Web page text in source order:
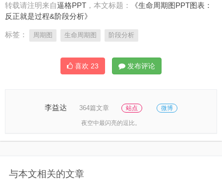
转载请注明来自逼格PPT ，本文标题：
《生命周期图PPT图表：
反正就是过程&阶段分析》
标签： 周期图 生命周期图 阶段分析
喜欢 23 发布评论
李益达 364篇文章 站点 微博
夜空中最闪亮的逗比。
与本文相关的文章